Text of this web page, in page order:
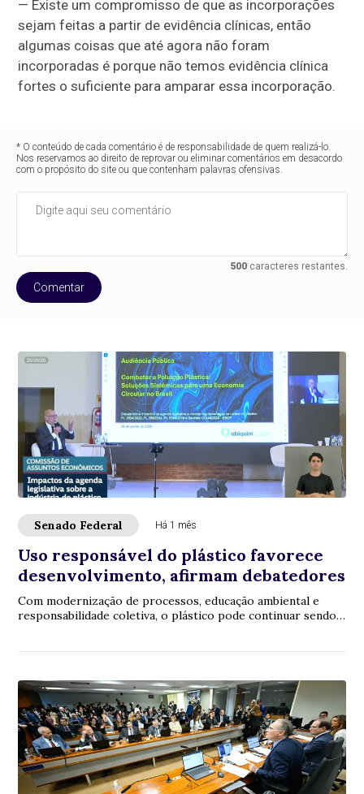
— Existe um compromisso de que as incorporações
sejam feitas a partir de evidência clínicas, então
algumas coisas que até agora não foram
incorporadas é porque não temos evidência clínica
fortes o suficiente para amparar essa incorporação.
* O conteúdo de cada comentário é de responsabilidade de quem realizá-lo.
Nos reservamos ao direito de reprovar ou eliminar comentários em desacordo
com o propósito do site ou que contenham palavras ofensivas.
500caracteres restantes.
Comentar
Senado Federal Há 1 mês
Uso responsável do plástico favorece
desenvolvimento, afirmam debatedores
Com modernização de processos, educação ambiental e
responsabilidade coletiva, o plástico pode continuar sendo